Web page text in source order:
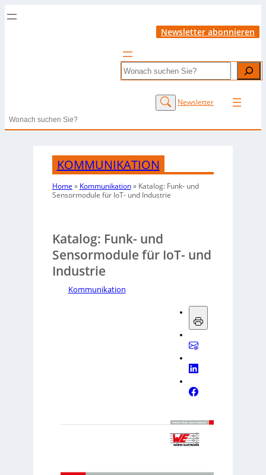
Newsletter abonnieren
Search
Newsletter
Search
KOMMUNIKATION
Home » Kommunikation» Katalog: Funk- und
Sensormodule für IoT- und Industrie
Katalog: Funk- und
Sensormodule für IoT- und
Industrie
Kommunikation